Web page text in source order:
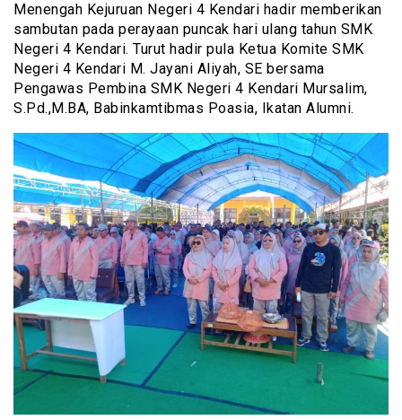
Menengah Kejuruan Negeri 4 Kendari hadir memberikan
sambutan pada perayaan puncak hari ulang tahun SMK
Negeri 4 Kendari. Turut hadir pula Ketua Komite SMK
Negeri 4 Kendari M. Jayani Aliyah, SE bersama
Pengawas Pembina SMK Negeri 4 Kendari Mursalim,
S.Pd.,M.BA, Babinkamtibmas Poasia, Ikatan Alumni.